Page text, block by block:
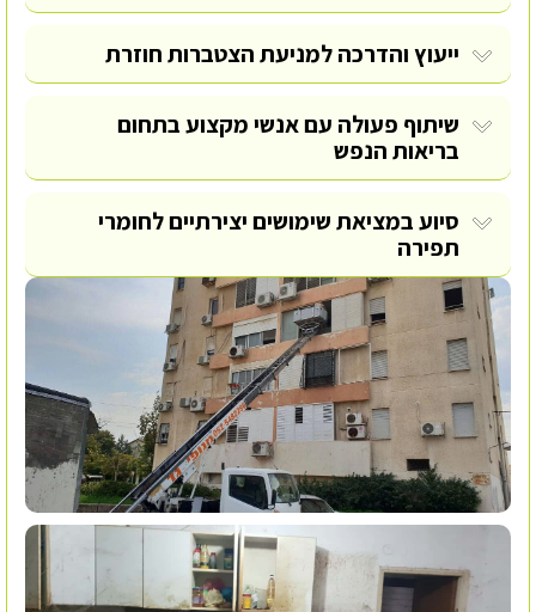
ייעוץ והדרכה למניעת הצטברות חוזרת
שיתוף פעולה עם אנשי מקצוע בתחום
בריאות הנפש
סיוע במציאת שימושים יצירתיים לחומרי
תפירה